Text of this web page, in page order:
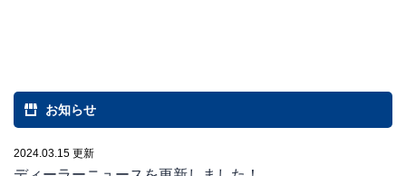
お知らせ
2024.03.15 更新